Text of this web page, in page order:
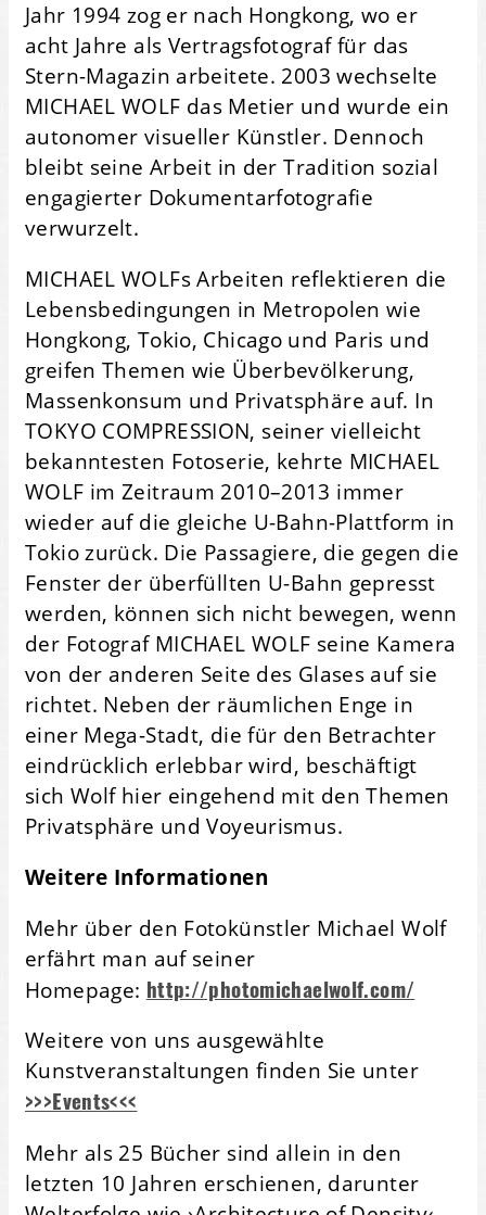
Jahr 1994 zog er nach Hongkong, wo er
acht Jahre als Vertragsfotograf für das
Stern-Magazin arbeitete. 2003 wechselte
MICHAEL WOLF das Metier und wurde ein
autonomer visueller Künstler. Dennoch
bleibt seine Arbeit in der Tradition sozial
engagierter Dokumentarfotografie
verwurzelt.
MICHAEL WOLFs Arbeiten reflektieren die
Lebensbedingungen in Metropolen wie
Hongkong, Tokio, Chicago und Paris und
greifen Themen wie Überbevölkerung,
Massenkonsum und Privatsphäre auf. In
TOKYO COMPRESSION, seiner vielleicht
bekanntesten Fotoserie, kehrte MICHAEL
WOLF im Zeitraum 2010–2013 immer
wieder auf die gleiche U-Bahn-Plattform in
Tokio zurück. Die Passagiere, die gegen die
Fenster der überfüllten U-Bahn gepresst
werden, können sich nicht bewegen, wenn
der Fotograf MICHAEL WOLF seine Kamera
von der anderen Seite des Glases auf sie
richtet. Neben der räumlichen Enge in
einer Mega-Stadt, die für den Betrachter
eindrücklich erlebbar wird, beschäftigt
sich Wolf hier eingehend mit den Themen
Privatsphäre und Voyeurismus.
Weitere Informationen
Mehr über den Fotokünstler Michael Wolf
erfährt man auf seiner
Homepage: http://photomichaelwolf.com/
Weitere von uns ausgewählte
Kunstveranstaltungen finden Sie unter
>>>Events<<<
Mehr als 25 Bücher sind allein in den
letzten 10 Jahren erschienen, darunter